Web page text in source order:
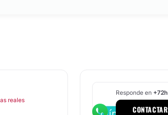
reales
Responde en +72h
CONTACTAR